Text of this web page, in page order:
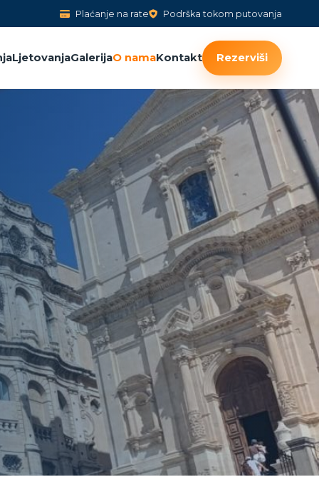
Plaćanje na rate Podrška tokom putovanja
LjetovanjaGalerijaO namaKontakt Rezerviši